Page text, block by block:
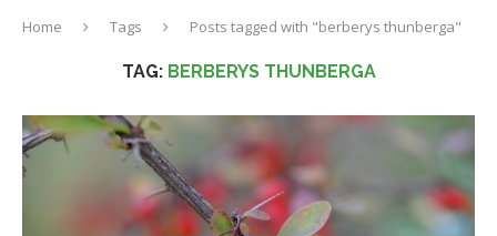
Home Tags Posts tagged with "berberys thunberga"
TAG: BERBERYS THUNBERGA